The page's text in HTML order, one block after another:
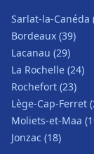
Sarlat-la-Canéda
Bordeaux (39)
Lacanau (29)
La Rochelle (24)
Rochefort (23)
Lège-Cap-Ferret
Moliets-et-Maa
Jonzac (18)